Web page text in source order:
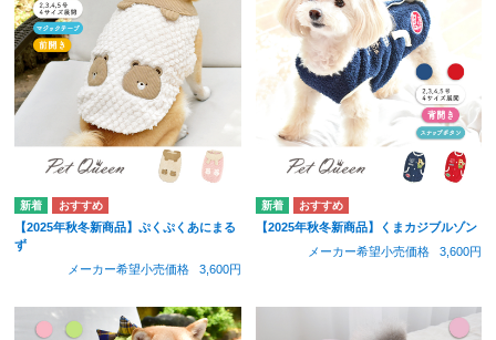
【2025年秋冬新商品】ぷくぷくあにまる
ず
メーカー希望小売価格
3,600円
【2025年秋冬新商品】くまカジブルゾン
メーカー希望小売価格
3,600円